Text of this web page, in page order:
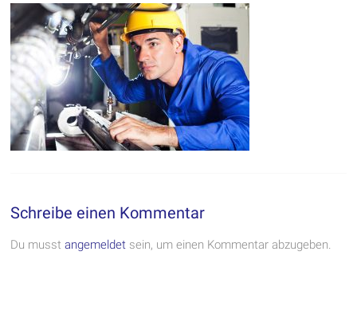
Werterhalt
Schreibe einen Kommentar
Du musstangemeldet sein, um einen Kommentar abzugeben.